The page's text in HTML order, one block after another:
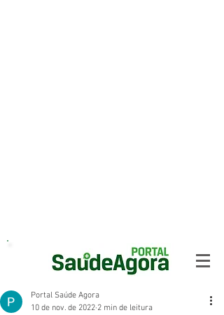
Portal Saúde Agora
10 de nov. de 2022 2 min de leitura